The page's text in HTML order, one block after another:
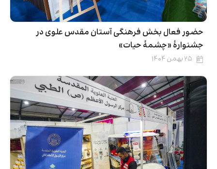
حضور فعال بخش فرهنگی آستان مقدس علوی در
جشنوارۀ «چشمهٔ حیات»
۲۵ بهمن ۱۴۰۴